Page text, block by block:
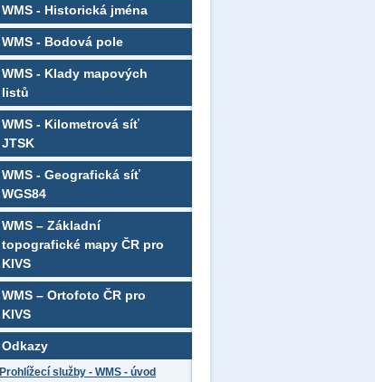
WMS - Historická jména
WMS - Bodová pole
WMS - Klady mapových
listů
WMS - Kilometrová síť
JTSK
WMS - Geografická síť
WGS84
WMS – Základní
topografické mapy ČR pro
KIVS
WMS – Ortofoto ČR pro
KIVS
Odkazy
Prohlížecí služby - WMS - úvod